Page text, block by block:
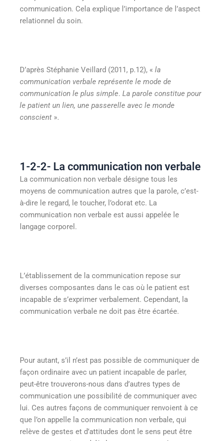
communication. Cela explique l’importance de l’aspect
relationnel du soin.
D’après Stéphanie Veillard (2011, p.12), « la
communication verbale représente le mode de
communication le plus simple. La parole constitue pour
le patient un lien, une passerelle avec le monde
conscient ».
1-2-2- La communication non verbale
La communication non verbale désigne tous les
moyens de communication autres que la parole, c’est-
à-dire le regard, le toucher, l’odorat etc. La
communication non verbale est aussi appelée le
langage corporel.
L’établissement de la communication repose sur
diverses composantes dans le cas où le patient est
incapable de s’exprimer verbalement. Cependant, la
communication verbale ne doit pas être écartée.
Pour autant, s’il n’est pas possible de communiquer de
façon ordinaire avec un patient incapable de parler,
peut-être trouverons-nous dans d’autres types de
communication une possibilité de communiquer avec
lui. Ces autres façons de communiquer renvoient à ce
que l’on appelle la communication non verbale, qui
relève de gestes et d’attitudes dont le sens peut être